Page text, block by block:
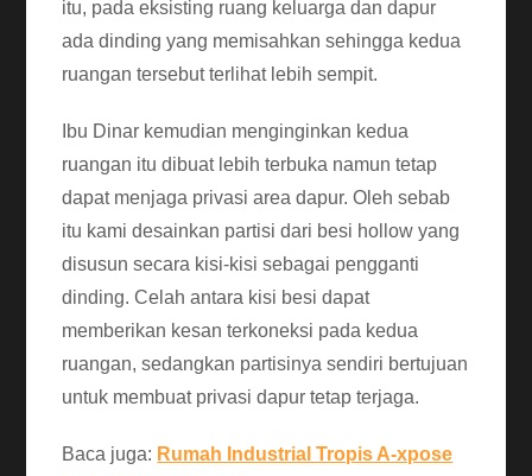
itu, pada eksisting ruang keluarga dan dapur
ada dinding yang memisahkan sehingga kedua
ruangan tersebut terlihat lebih sempit.
Ibu Dinar kemudian menginginkan kedua
ruangan itu dibuat lebih terbuka namun tetap
dapat menjaga privasi area dapur. Oleh sebab
itu kami desainkan partisi dari besi hollow yang
disusun secara kisi-kisi sebagai pengganti
dinding. Celah antara kisi besi dapat
memberikan kesan terkoneksi pada kedua
ruangan, sedangkan partisinya sendiri bertujuan
untuk membuat privasi dapur tetap terjaga.
Baca juga: Rumah Industrial Tropis A-xpose